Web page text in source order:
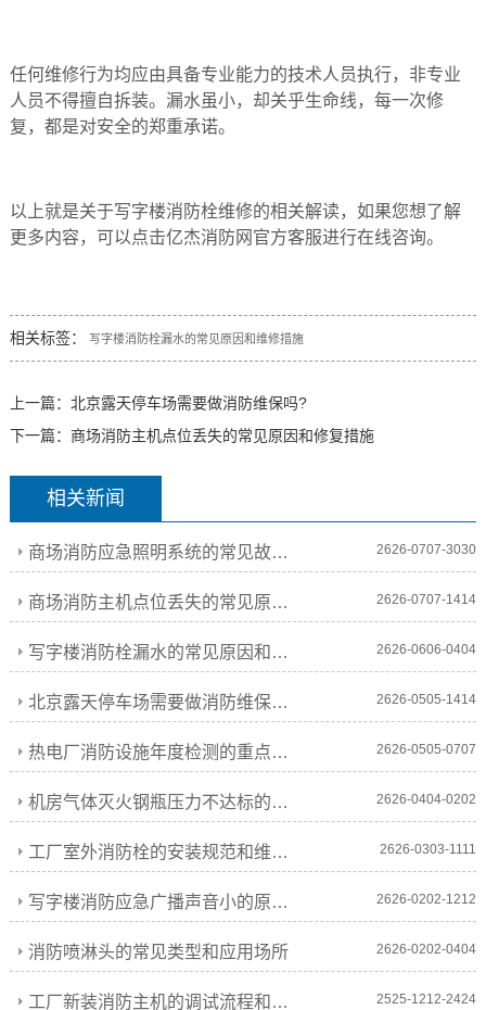
任何维修行为均应由具备专业能力的技术人员执行，非专业
人员不得擅自拆装。漏水虽小，却关乎生命线，每一次修
复，都是对安全的郑重承诺。
以上就是关于写字楼消防栓维修的相关解读，如果您想了解
更多内容，可以点击亿杰消防网官方客服进行在线咨询。
相关标签： 写字楼消防栓漏水的常见原因和维修措施
上一篇： 北京露天停车场需要做消防维保吗?
下一篇： 商场消防主机点位丢失的常见原因和修复措施
相关新闻
商场消防应急照明系统的常见故障和维修措施 2626-0707-3030
商场消防主机点位丢失的常见原因和修复措施 2626-0707-1414
写字楼消防栓漏水的常见原因和维修措施 2626-0606-0404
北京露天停车场需要做消防维保吗? 2626-0505-1414
热电厂消防设施年度检测的重点要求和收费标准 2626-0505-0707
机房气体灭火钢瓶压力不达标的原因和处理 2626-0404-0202
工厂室外消防栓的安装规范和维保要求 2626-0303-1111
写字楼消防应急广播声音小的原因和维修 2626-0202-1212
消防喷淋头的常见类型和应用场所 2626-0202-0404
工厂新装消防主机的调试流程和注意事项 2525-1212-2424